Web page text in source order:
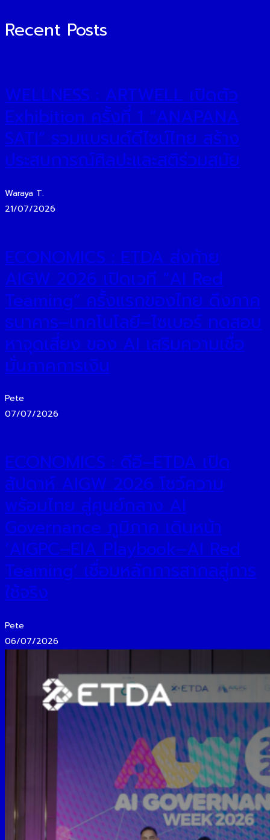
Recent Posts
WELLNESS : ARTWELL เปิดตัว
Exhibition ครั้งที่ 1 “ANAPANA
SATI” รวมแบรนด์ดีไซน์ไทย สร้าง
ประสบการณ์ศิลปะและสติร่วมสมัย
Waraya T.
21/07/2026
ECONOMICS : ETDA ส่งท้าย
AIGW 2026 เปิดเวที “AI Red
Teaming” ครั้งแรกของไทย ดึงภาค
ธนาคาร–เทคโนโลยี–ไซเบอร์ ทดสอบ
หาจุดเสี่ยง ของ AI เสริมความเชื่อ
มั่นภาคการเงิน
Pete
07/07/2026
ECONOMICS : ดีอี–ETDA เปิด
สัปดาห์ AIGW 2026 โชว์ความ
พร้อมไทย สู่ศูนย์กลาง AI
Governance ภูมิภาค เดินหน้า
‘AIGPC–EIA Playbook–AI Red
Teaming’ เชื่อมหลักการสากลสู่การ
ใช้จริง
Pete
06/07/2026